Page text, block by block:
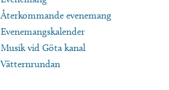
Återkommande evenemang
Evenemangskalender
Musik vid Göta kanal
Vätternrundan